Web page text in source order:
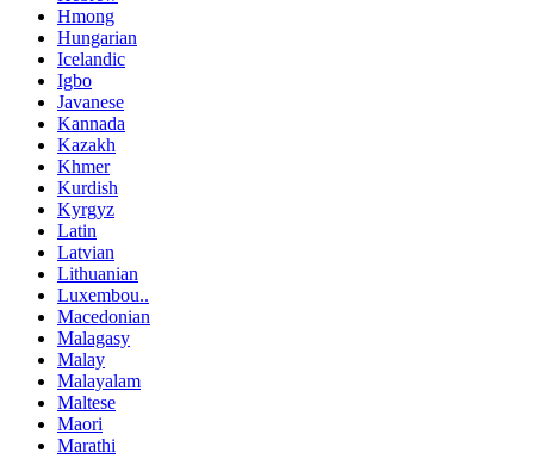
Hmong
Hungarian
Icelandic
Igbo
Javanese
Kannada
Kazakh
Khmer
Kurdish
Kyrgyz
Latin
Latvian
Lithuanian
Luxembou..
Macedonian
Malagasy
Malay
Malayalam
Maltese
Maori
Marathi